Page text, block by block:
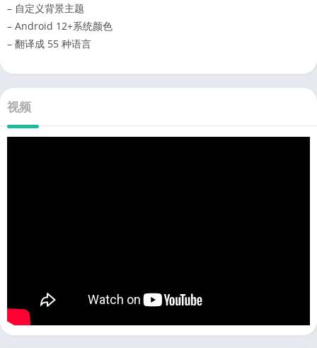
– 自定义背景主题
– Android 12+系统颜色
– 翻译成 55 种语言
视频